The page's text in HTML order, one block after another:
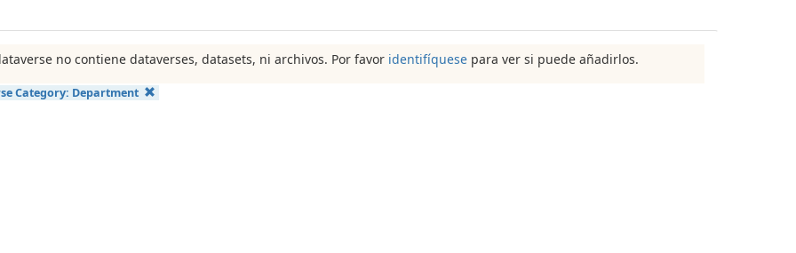
no contiene dataverses, datasets, ni archivos. Por favor identifíquese para ver si puede añadirlos.
Category: Department